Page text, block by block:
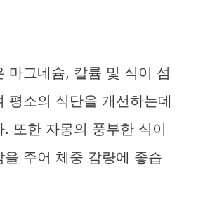
마그네슘, 칼륨 및 식이 섬
평소의 식단을 개선하는데
. 또한 자몽의 풍부한 식이
을 주어 체중 감량에 좋습